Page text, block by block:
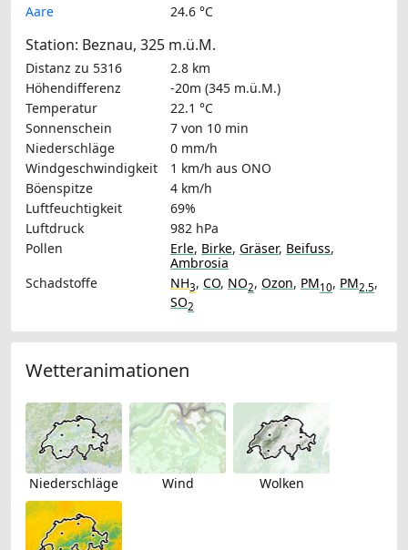
Aare 24.6 °C
Station: Beznau, 325 m.ü.M.
Distanz zu 5316
2.8 km
Höhendifferenz
-20m (345 m.ü.M.)
Temperatur
22.1 °C
Sonnenschein
7 von 10 min
Niederschläge
0 mm/h
Windgeschwindigkeit
1 km/h aus ONO
Böenspitze
4 km/h
Luftfeuchtigkeit
69%
Luftdruck
982 hPa
Pollen
Erle, Birke, Gräser, Beifuss,
Ambrosia
Schadstoffe
NH3, CO, NO2, Ozon, PM10, PM2.5,
SO2
Wetteranimationen
Niederschläge Wind Wolken